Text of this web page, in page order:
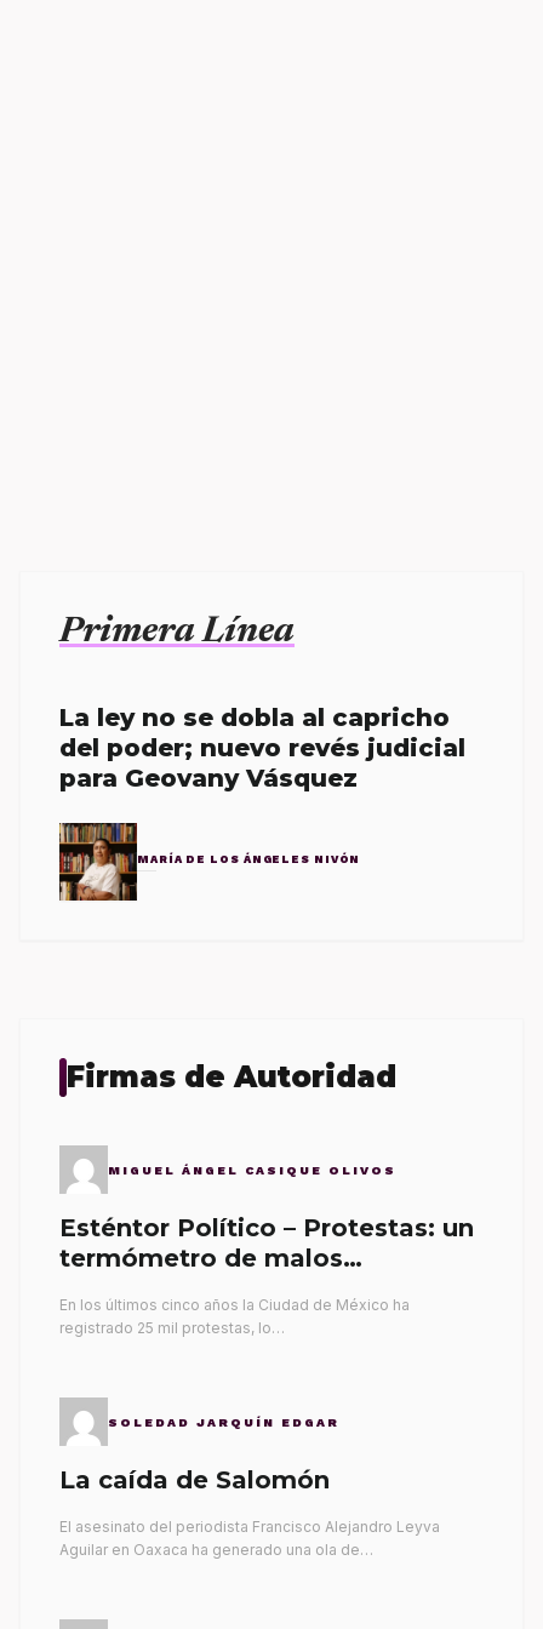
Primera Línea
La ley no se dobla al capricho
del poder; nuevo revés judicial
para Geovany Vásquez
MARÍA DE LOS ÁNGELES NIVÓN
Firmas de Autoridad
MIGUEL ÁNGEL CASIQUE OLIVOS
Esténtor Político – Protestas: un
termómetro de malos
En los últimos cinco años la Ciudad de México ha
registrado 25 mil protestas, lo…
SOLEDAD JARQUÍN EDGAR
La caída de Salomón
El asesinato del periodista Francisco Alejandro Leyva
Aguilar en Oaxaca ha generado una ola de…